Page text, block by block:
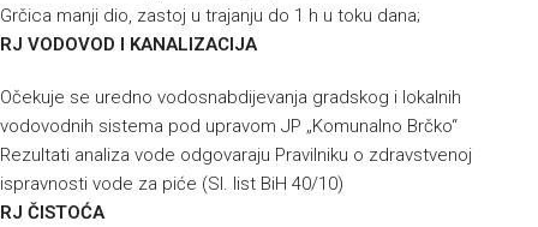
Grčica manji dio, zastoj u trajanju do 1 h u toku dana;
RJ VODOVOD I KANALIZACIJA
Očekuje se uredno vodosnabdijevanja gradskog i lokalnih
vodovodnih sistema pod upravom JP „Komunalno Brčko“
Rezultati analiza vode odgovaraju Pravilniku o zdravstvenoj
ispravnosti vode za piće (Sl. list BiH 40/10)
RJ ČISTOĆA